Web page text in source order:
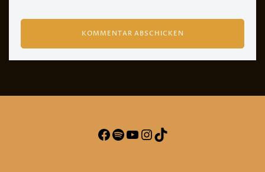
Facebook
Spotify
YouTube
Instagram
TikTok